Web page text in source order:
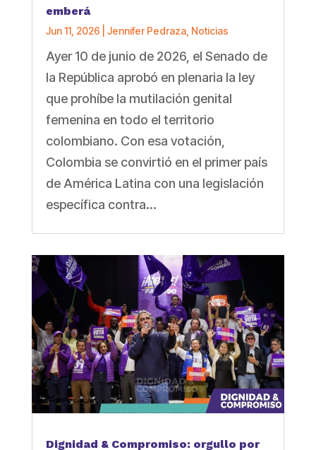
emberá
Jun 11, 2026 Jennifer Pedraza, Noticias
Ayer 10 de junio de 2026, el Senado de
la República aprobó en plenaria la ley
que prohíbe la mutilación genital
femenina en todo el territorio
colombiano. Con esa votación,
Colombia se convirtió en el primer país
de América Latina con una legislación
específica contra...
Dignidad & Compromiso: orgullo por